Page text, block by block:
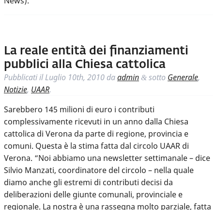
La reale entità dei finanziamenti
pubblici alla Chiesa cattolica
Pubblicati ilLuglio 10th, 2010 daadmin & sotto Generale,
Notizie, UAAR.
Sarebbero 145 milioni di euro i contributi
complessivamente ricevuti in un anno dalla Chiesa
cattolica di Verona da parte di regione, provincia e
comuni. Questa è la stima fatta dal circolo UAAR di
Verona. “Noi abbiamo una newsletter settimanale – dice
Silvio Manzati, coordinatore del circolo – nella quale
diamo anche gli estremi di contributi decisi da
deliberazioni delle giunte comunali, provinciale e
regionale. La nostra è una rassegna molto parziale, fatta